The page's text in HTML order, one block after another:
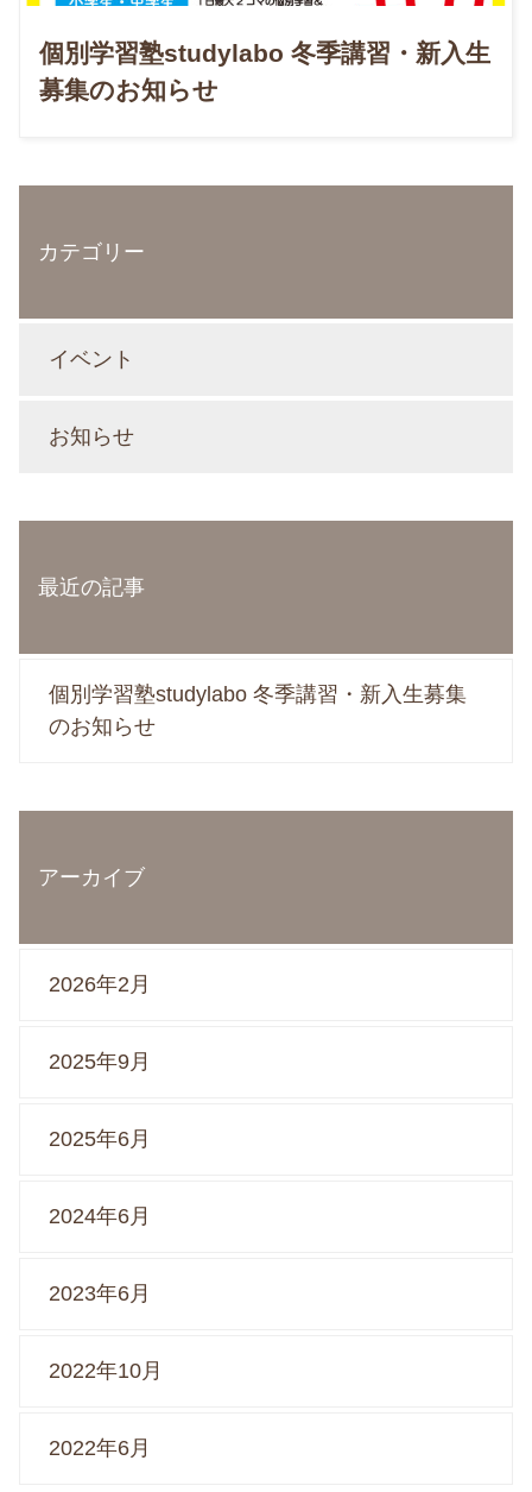
個別学習塾studylabo 冬季講習・新入生
募集のお知らせ
カテゴリー
イベント
お知らせ
最近の記事
個別学習塾studylabo 冬季講習・新入生募集
のお知らせ
アーカイブ
2026年2月
2025年9月
2025年6月
2024年6月
2023年6月
2022年10月
2022年6月